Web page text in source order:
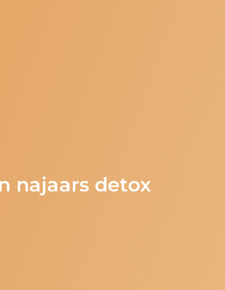
najaars detox